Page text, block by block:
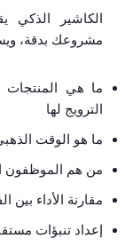
الكاشير الذكي
مشروعك بدقة،
ما هي المنتجات
الترويج لها
ما هو الوقت
من هم الموظفون
مقارنة الأداء بين
إعداد تنبؤات